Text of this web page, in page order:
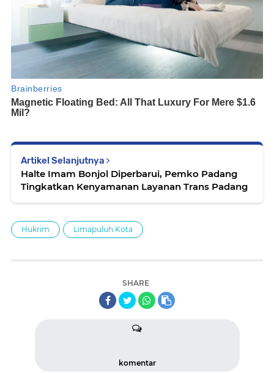
Artikel Selanjutnya
Halte Imam Bonjol Diperbarui, Pemko Padang
Tingkatkan Kenyamanan Layanan Trans Padang
Hukrim Limapuluh Kota
SHARE
komentar